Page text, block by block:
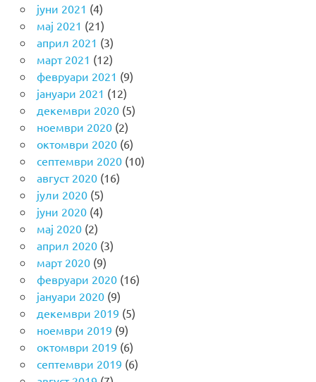
јуни 2021 (4)
мај 2021 (21)
април 2021 (3)
март 2021 (12)
февруари 2021 (9)
јануари 2021 (12)
декември 2020(5)
ноември 2020(2)
октомври 2020(6)
септември 2020(10)
август 2020(16)
јули 2020(5)
јуни 2020(4)
мај 2020(2)
април 2020(3)
март 2020(9)
февруари 2020(16)
јануари 2020(9)
декември 2019 (5)
ноември 2019 (9)
октомври 2019 (6)
септември 2019 (6)